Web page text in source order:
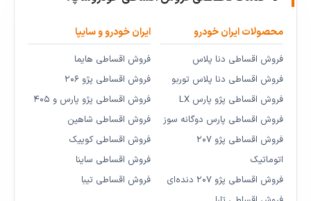
محصولات ایران خودرو
فروش اقساطی دنا پلاس
فروش اقساطی دنا پلاس توربو
فروش اقساطی پژو پارس LX
فروش اقساطی پارس دوگانه سوز
فروش اقساطی پژو ۲۰۷
اتوماتیک
فروش اقساطی پژو ۲۰۷ دنده‌ای
ایران خودرو و سایپا
فروش اقساطی هایما
فروش اقساطی پژو ۲۰۶
فروش اقساطی پژو پارس و ۴۰۵
فروش اقساطی شاهین
فروش اقساطی کوییک
فروش اقساطی ساینا
فروش اقساطی تیبا